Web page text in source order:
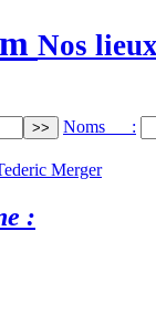
Nos
Noms :
Merger
: